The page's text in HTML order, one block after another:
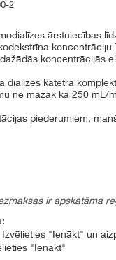
2
ārstniecības
koncentrācijās
dialīzes katetra
ne mazāk kā 250 mL/
piederumiem,
ir apskatāma
Izvēlieties "Ienākt" un
"Ienākt"